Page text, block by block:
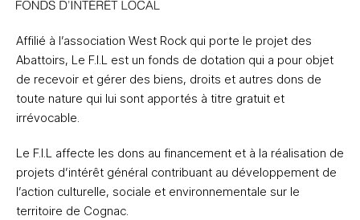
Affilié à l’association West Rock qui porte le projet des
Abattoirs, Le F.I.L est un fonds de dotation qui a pour objet
de recevoir et gérer des biens, droits et autres dons de
toute nature qui lui sont apportés à titre gratuit et
irrévocable.
Le F.I.L affecte les dons au financement et à la réalisation de
projets d’intérêt général contribuant au développement de
l’action culturelle, sociale et environnementale sur le
territoire de Cognac.